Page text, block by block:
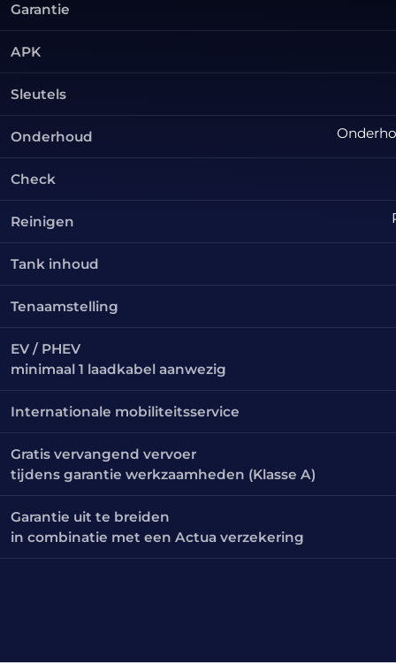
Garantie
APK
Sleutels
Onderhoud
Check
Reinigen
Tank inhoud
Tenaamstelling
EV / PHEV
minimaal 1 laadkabel aanwezig
Internationale mobiliteitsservice
Gratis vervangend vervoer
tijdens garantie werkzaamheden (Klasse A)
Garantie uit te breiden
in combinatie met een Actua verzekering